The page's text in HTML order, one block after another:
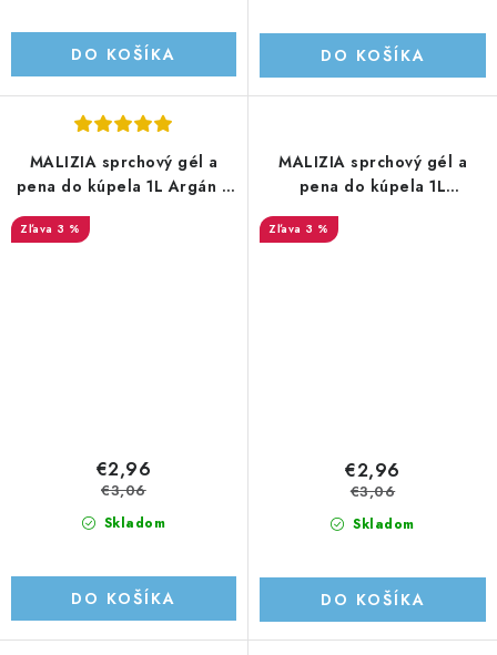
DO KOŠÍKA DO KOŠÍKA
MALIZIA sprchový gél a
pena do kúpela 1L Argán a
3 %
Skladom
€2,96
€3,06
DO KOŠÍKA
MALIZIA sprchový gél a
pena do kúpela 1L
3 %
Skladom
€2,96
€3,06
DO KOŠÍKA